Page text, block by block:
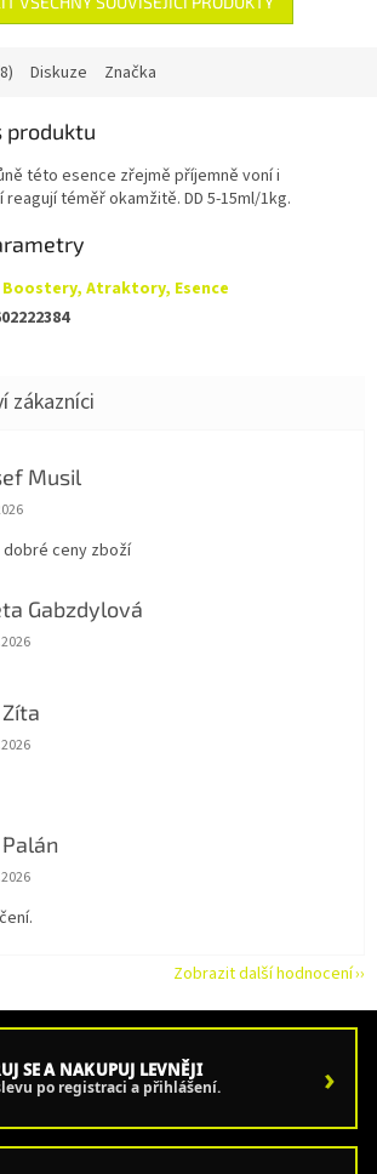
Diskuze Značka
produktu
této esence zřejmě příjemně voní i
téměř okamžitě. DD 5-15ml/1kg.
Boostery, Atraktory, Esence
Musil
obchodu je 5 z 5 hvězdiček.
dobré ceny zboží
Gabzdylová
obchodu je 5 z 5 hvězdiček.
Zíta
obchodu je 5 z 5 hvězdiček.
Palán
obchodu je 5 z 5 hvězdiček.
Zobrazit další hodnocení
SE A NAKUPUJ LEVNĚJI
po registraci a přihlášení. ›